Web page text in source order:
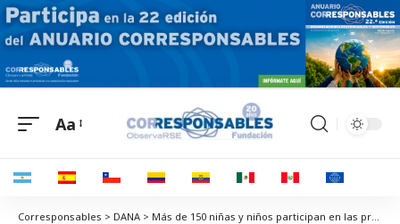
Aa
Corresponsables > DANA > Más de 150 niñas y niños participan en las próximas colonias organizadas por FAMPA-Valencia y EDUCO